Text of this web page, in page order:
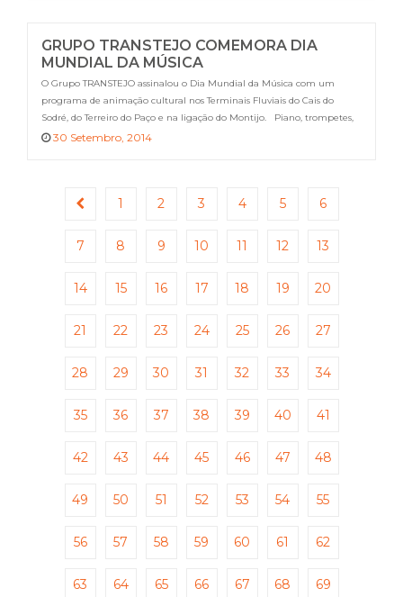
GRUPO TRANSTEJO COMEMORA DIA
MUNDIAL DA MÚSICA
O Grupo TRANSTEJO assinalou o Dia Mundial da Música com um
programa de animação cultural nos Terminais Fluviais do Cais do
Sodré, do Terreiro do Paço e na ligação do Montijo. Piano, trompetes,
tubas e clarinetes levarão a festa da música junto daqueles que passem
30 Setembro, 2014
1 2 3 4 5 6
7 8 9 10 11 12 13
14 15 16 17 18 19 20
21 22 23 24 25 26 27
28 29 30 31 32 33 34
35 36 37 38 39 40 41
42 43 44 45 46 47 48
49 50 51 52 53 54 55
56 57 58 59 60 61 62
63 64 65 66 67 68 69